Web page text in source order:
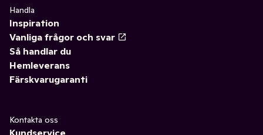
Handla
Inspiration
Vanliga frågor och svar
Så handlar du
Hemleverans
Färskvarugaranti
Kontakta oss
Kundservice